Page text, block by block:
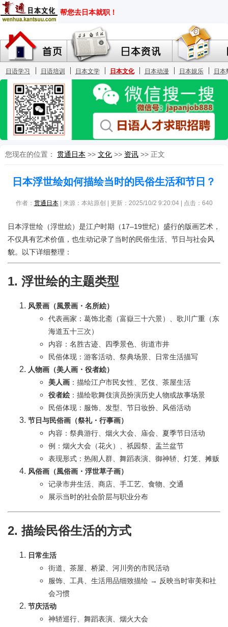
您现在的位置： 贯通日本 >> 文化 >> 资讯 >> 正文
日本浮世绘如何描绘当时的民俗生活和节日？
作者： 贯通日本| 来源：本站原创 | 更新：2025/10/2 9:20:04 | 点击： 640
日本浮世绘（浮世絵）是江户时期（17–19世纪）盛行的版画艺术，
不仅具有艺术价值，也生动记录了当时的民俗生活、节日与社会风
貌。以下详细整理：
1. 浮世绘的主题类型
风景画（風景画・名所絵）
代表画家：葛饰北斋（富嶽三十六景）、歌川广重（东
海道五十三次）
内容：名胜古迹、四季景色、街道市井
民俗体现：游客活动、祭典场景、日常生活描写
人物画（美人画・役者絵）
美人画 ：描绘江户市民女性、艺伎、茶屋生活
役者絵：描绘歌舞伎演员扮演历史人物或故事场景
民俗体现：服饰、发型、节日妆扮、风俗活动
节日与民俗画（祭礼・行事画）
内容：祭典游行、烟火大会、庙会、夏季节日活动
例：烟火大会（花火）、祇园祭、盂兰盆节
表现形式：热闹人群、舞蹈表演、御神轿、灯笼、摊贩
风俗画（風俗画・浮世草子画）
记录市井生活、商店、手工艺、食物、交通
展示当时的社会阶层与职业分布
2. 描绘民俗生活的方式
日常生活
街道、茶屋、桥梁、河川旁的市民活动
服饰、工具、生活用品细致描绘 → 反映当时审美和社
会习惯
节庆活动
神轿巡行、舞蹈表演、烟火大会